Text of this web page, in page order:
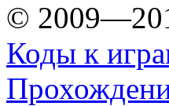
©
Коды к